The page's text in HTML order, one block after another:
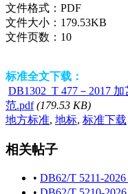
文件格式： PDF
文件大小： 179.53KB
文件页数： 10
标准全文下载：
DB1302_T 477－2017
范.pdf (179.53 KB)
地方标准, 地标, 标准下载
相关帖子
• DB62/T 5211-